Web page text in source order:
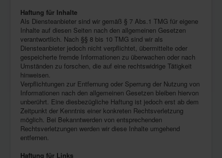
Haftung für Inhalte
Als Diensteanbieter sind wir gemäß § 7 Abs.1 TMG für eigene
Inhalte auf diesen Seiten nach den allgemeinen Gesetzen
verantwortlich. Nach §§ 8 bis 10 TMG sind wir als
Diensteanbieter jedoch nicht verpflichtet, übermittelte oder
gespeicherte fremde Informationen zu überwachen oder nach
Umständen zu forschen, die auf eine rechtswidrige Tätigkeit
hinweisen.
Verpflichtungen zur Entfernung oder Sperrung der Nutzung von
Informationen nach den allgemeinen Gesetzen bleiben hiervon
unberührt. Eine diesbezügliche Haftung ist jedoch erst ab dem
Zeitpunkt der Kenntnis einer konkreten Rechtsverletzung
möglich. Bei Bekanntwerden von entsprechenden
Rechtsverletzungen werden wir diese Inhalte umgehend
entfernen.
Haftung für Links